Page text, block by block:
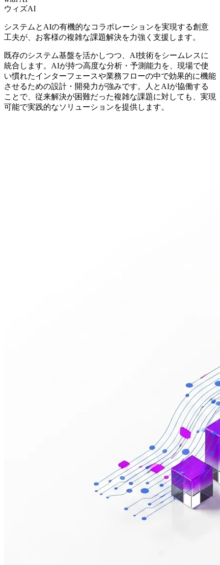
ウィズAI
システムとAIの有機的なコラボレーションを実現する創意
工夫が、お客様の複雑な課題解決を力強く支援します。
既存のシステム基盤を活かしつつ、AI技術をシームレスに
統合します。AIが持つ高度な分析・予測能力を、現場で使
い慣れたインターフェースや業務フローの中で効果的に機能
させるための設計・開発力が強みです。人とAIが協働する
ことで、従来解決が困難だった複雑な課題に対しても、実現
可能で実践的なソリューションを提供します。